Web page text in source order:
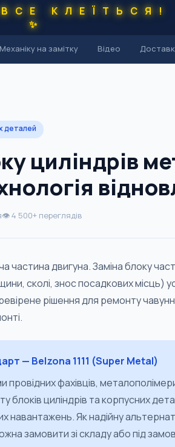
КЛЕЇТЬСЯ!
✨
Механіку на замітку Відео
деталей
циліндрів
👁 4 500+ переглядів
частина двигуна. Заміна блоку
сколі, знос посадкових місць)
рішення для ремонту
— Belzona 1111 (Super Metal)
провідних фахівців,
блоків циліндрів та корпусних
навантажень. Як надійну
замовити зі складу або під